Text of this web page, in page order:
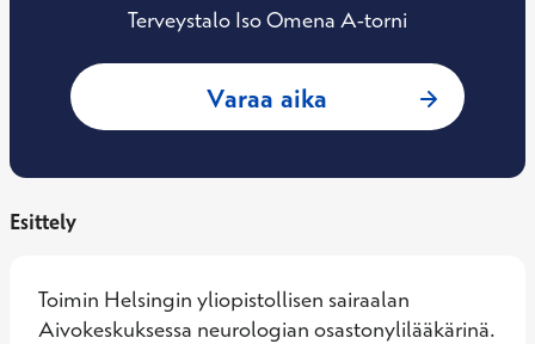
Terveystalo Iso Omena A-torni
Varaa aika : Ivan
Esittely
Toimin Helsingin yliopistollisen sairaalan
Aivokeskuksessa neurologian osastonylilääkärinä.